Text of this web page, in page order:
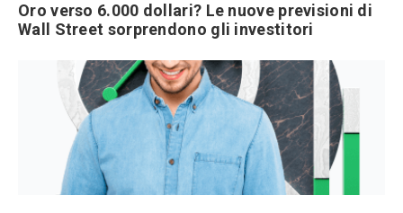
Oro verso 6.000 dollari? Le nuove previsioni di
Wall Street sorprendono gli investitori